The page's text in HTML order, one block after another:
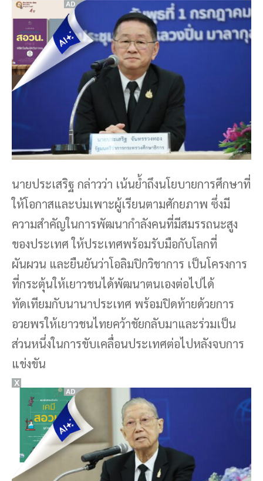
นายประเสริฐ กล่าวว่า เน้นย้ำถึงนโยบายการศึกษาที่
ให้โอกาสและบ่มเพาะผู้เรียนตามศักยภาพ ซึ่งมี
ความสำคัญในการพัฒนากำลังคนที่มีสมรรถนะสูง
ของประเทศ ให้ประเทศพร้อมรับมือกับโลกที่
ผันผวน และยืนยันว่าโอลิมปิกวิชาการ เป็นโครงการ
ที่กระตุ้นให้เยาวชนได้พัฒนาตนเองต่อไปได้
ทัดเทียมกับนานาประเทศ พร้อมปิดท้ายด้วยการ
อวยพรให้เยาวชนไทยคว้าชัยกลับมาและร่วมเป็น
ส่วนหนึ่งในการขับเคลื่อนประเทศต่อไปหลังจบการ
แข่งขัน
X